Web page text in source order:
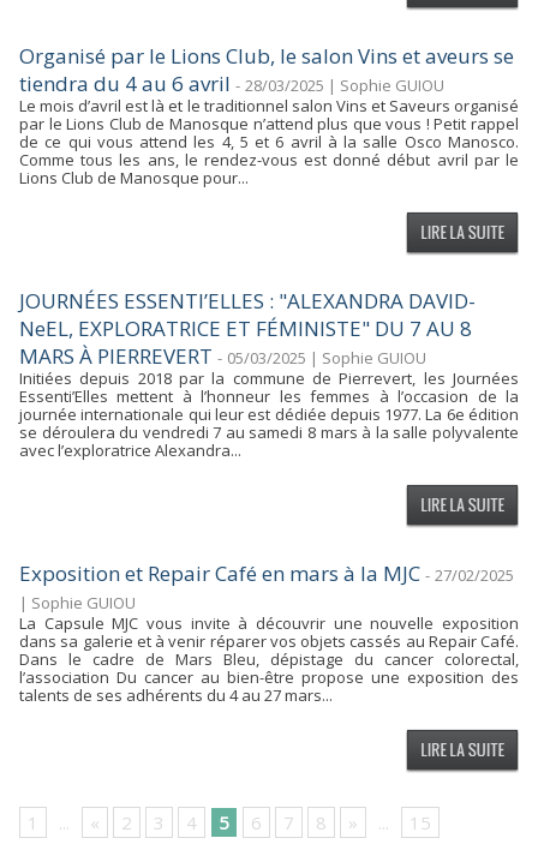
Organisé par le Lions Club, le salon Vins et aveurs se
tiendra du 4 au 6 avril - 28/03/2025 | Sophie GUIOU
Le mois d’avril est là et le traditionnel salon Vins et Saveurs organisé
par le Lions Club de Manosque n’attend plus que vous ! Petit rappel
de ce qui vous attend les 4, 5 et 6 avril à la salle Osco Manosco.
Comme tous les ans, le rendez-vous est donné début avril par le
Lions Club de Manosque pour...
JOURNÉES ESSENTI’ELLES : "ALEXANDRA DAVID-
NeEL, EXPLORATRICE ET FÉMINISTE" DU 7 AU 8
MARS À PIERREVERT - 05/03/2025 | Sophie GUIOU
Initiées depuis 2018 par la commune de Pierrevert, les Journées
Essenti’Elles mettent à l’honneur les femmes à l’occasion de la
journée internationale qui leur est dédiée depuis 1977. La 6e édition
se déroulera du vendredi 7 au samedi 8 mars à la salle polyvalente
avec l’exploratrice Alexandra...
Exposition et Repair Café en mars à la MJC - 27/02/2025
| Sophie GUIOU
La Capsule MJC vous invite à découvrir une nouvelle exposition
dans sa galerie et à venir réparer vos objets cassés au Repair Café.
Dans le cadre de Mars Bleu, dépistage du cancer colorectal,
l’association Du cancer au bien-être propose une exposition des
talents de ses adhérents du 4 au 27 mars...
1 ... « 2 3 4 5 6 7 8 » ... 15